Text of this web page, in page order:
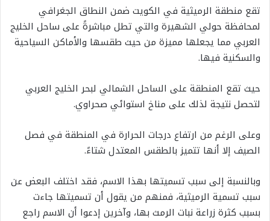
تقع منطقة الرميثية في الكويت ضمن النطاق الجغرافي
لمحافظة حولي الشهيرة والتي تطل مباشرةً على ساحل الخليج
العربي مما يجعلها مميزة من حيث طقسها والأماكن السياحية
والسكنية فيها.
حيث تقع المنطقة على الساحل الشمالي لبحر الخليج العربي
لتحصل نتيجة لذلك على مناخ استوائي صحراوي.
وعلى الرغم من ارتفاع درجات الحرارة في المنطقة في فصل
الصيف إلا أنها تتميز بالطقس المعتدل شتاءً.
وبالنسبة إلى سبب تسميتها بهذا الاسم، فقد اختلف البعض عن
سبب تسمية الرميثية، فمنهم من يقول أن تسميتها جاءت
بسبب كثرة زراعة نبات الرمث بها، وآخرين إدعوا أن الاسم راجع